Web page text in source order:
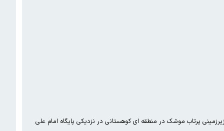
پرتاب موشک در منطقه ای کوهستانی در نزدیکی پایگاه امام علی